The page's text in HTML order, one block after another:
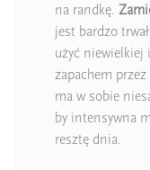
na randkę.
jest bardzo
użyć niewielkiej
zapachem
ma w sobie
by intensywna
resztę dnia.